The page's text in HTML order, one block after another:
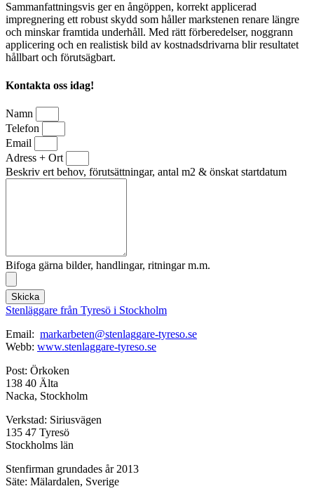
Sammanfattningsvis ger en ångöppen, korrekt applicerad
impregnering ett robust skydd som håller markstenen renare längre
och minskar framtida underhåll. Med rätt förberedelser, noggrann
applicering och en realistisk bild av kostnadsdrivarna blir resultatet
hållbart och förutsägbart.
Kontakta oss idag!
Namn
Telefon
Email
Adress + Ort
Beskriv ert behov, förutsättningar, antal m2 & önskat startdatum
Bifoga gärna bilder, handlingar, ritningar m.m.
Skicka
Stenläggare från Tyresö i Stockholm
Email: markarbeten@stenlaggare-tyreso.se
Webb: www.stenlaggare-tyreso.se
Post: Örkoken
138 40 Älta
Nacka, Stockholm
Verkstad: Siriusvägen
135 47 Tyresö
Stockholms län
Stenfirman grundades år 2013
Säte: Mälardalen, Sverige